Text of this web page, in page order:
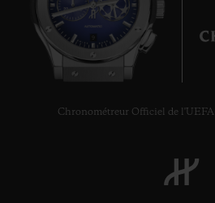
Chronométreur Officiel de